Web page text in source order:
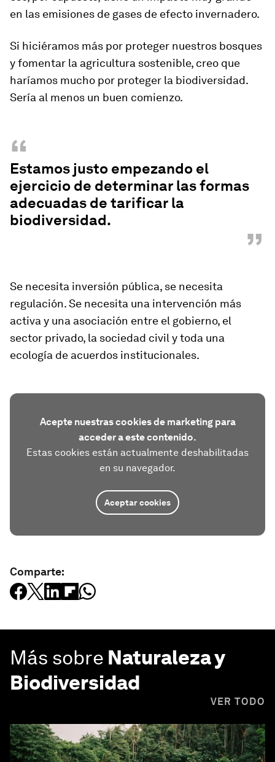
en las emisiones de gases de efecto invernadero.
Si hiciéramos más por proteger nuestros bosques
y fomentar la agricultura sostenible, creo que
haríamos mucho por proteger la biodiversidad.
Sería al menos un buen comienzo.
“
Estamos justo empezando el
ejercicio de determinar las formas
adecuadas de tarificar la
biodiversidad.
”
Se necesita inversión pública, se necesita
regulación. Se necesita una intervención más
activa y una asociación entre el gobierno, el
sector privado, la sociedad civil y toda una
ecología de acuerdos institucionales.
Acepte nuestras cookies de marketing para
acceder a este contenido.
Estas cookies están actualmente deshabilitadas
en su navegador.
Aceptar cookies
Comparte:
Más sobre Naturaleza y
Biodiversidad
VER TODO